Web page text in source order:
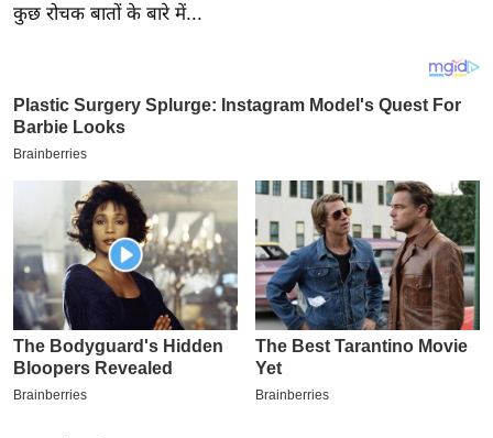
रा
ज
ट
क्रि
के
ट
I
P
L
2
कुछ रोचक बातों के बारे में...